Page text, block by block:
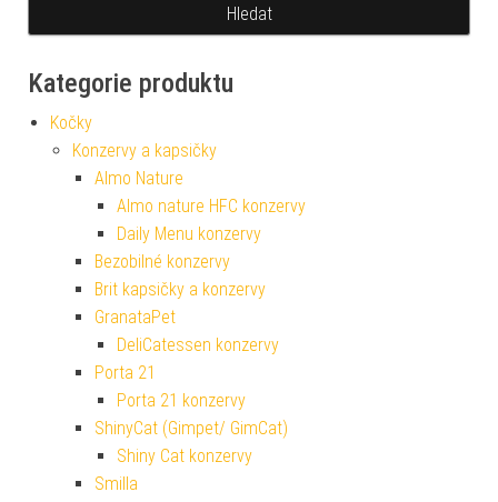
Kategorie produktu
Kočky
Konzervy a kapsičky
Almo Nature
Almo nature HFC konzervy
Daily Menu konzervy
Bezobilné konzervy
Brit kapsičky a konzervy
GranataPet
DeliCatessen konzervy
Porta 21
Porta 21 konzervy
ShinyCat (Gimpet/ GimCat)
Shiny Cat konzervy
Smilla